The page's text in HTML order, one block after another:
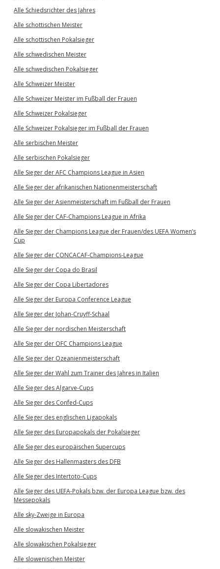
Alle Schiedsrichter des Jahres
Alle schottischen Meister
Alle schottischen Pokalsieger
Alle schwedischen Meister
Alle schwedischen Pokalsieger
Alle Schweizer Meister
Alle Schweizer Meister im Fußball der Frauen
Alle Schweizer Pokalsieger
Alle Schweizer Pokalsieger im Fußball der Frauen
Alle serbischen Meister
Alle serbischen Pokalsieger
Alle Sieger der AFC Champions League in Asien
Alle Sieger der afrikanischen Nationenmeisterschaft
Alle Sieger der Asienmeisterschaft im Fußball der Frauen
Alle Sieger der CAF-Champions League in Afrika
Alle Sieger der Champions League der Frauen/des UEFA Women’s
Cup
Alle Sieger der CONCACAF-Champions-League
Alle Sieger der Copa do Brasil
Alle Sieger der Copa Libertadores
Alle Sieger der Europa Conference League
Alle Sieger der Johan-Cruyff-Schaal
Alle Sieger der nordischen Meisterschaft
Alle Sieger der OFC Champions League
Alle Sieger der Ozeanienmeisterschaft
Alle Sieger der Wahl zum Trainer des Jahres in Italien
Alle Sieger des Algarve-Cups
Alle Sieger des Confed-Cups
Alle Sieger des englischen Ligapokals
Alle Sieger des Europapokals der Pokalsieger
Alle Sieger des europäischen Supercups
Alle Sieger des Hallenmasters des DFB
Alle Sieger des Intertoto-Cups
Alle Sieger des UEFA-Pokals bzw. der Europa League bzw. des
Messepokals
Alle sky-Zweige in Europa
Alle slowakischen Meister
Alle slowakischen Pokalsieger
Alle slowenischen Meister